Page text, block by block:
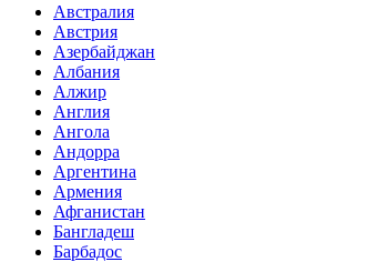
Австралия
Австрия
Азербайджан
Албания
Алжир
Англия
Ангола
Андорра
Аргентина
Армения
Афганистан
Бангладеш
Барбадос